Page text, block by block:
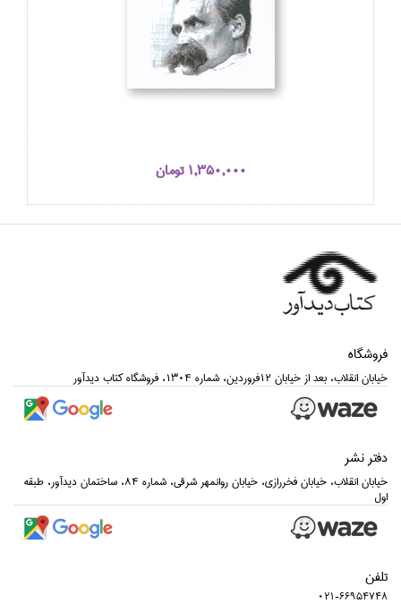
1,350,000 تومان
فروشگاه
خيابان انقلاب، بعد از خيابان 12فروردين، شماره 1304، فروشگاه كتاب ديدآور
دفتر نشر
خيابان انقلاب، خيابان فخررازي، خيابان روانمهر شرقي، شماره 84، ساختمان ديدآور، طبقه
اول
تلفن
021-66954748